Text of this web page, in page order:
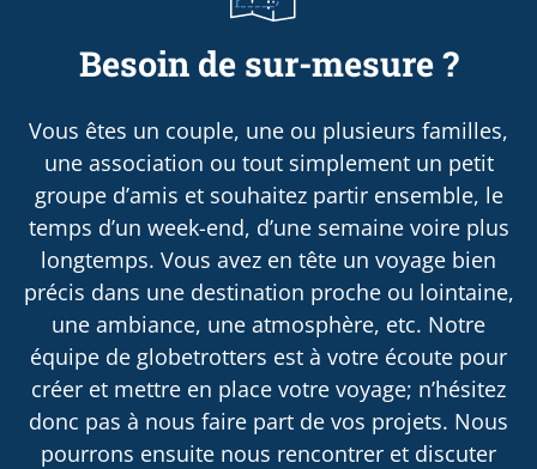
Besoin de sur-mesure ?
Vous êtes un couple, une ou plusieurs familles,
une association ou tout simplement un petit
groupe d’amis et souhaitez partir ensemble, le
temps d’un week-end, d’une semaine voire plus
longtemps. Vous avez en tête un voyage bien
précis dans une destination proche ou lointaine,
une ambiance, une atmosphère, etc. Notre
équipe de globetrotters est à votre écoute pour
créer et mettre en place votre voyage; n’hésitez
donc pas à nous faire part de vos projets. Nous
pourrons ensuite nous rencontrer et discuter